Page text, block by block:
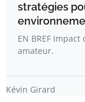
stratégies
EN BREF
amateur.
Kévin Girard